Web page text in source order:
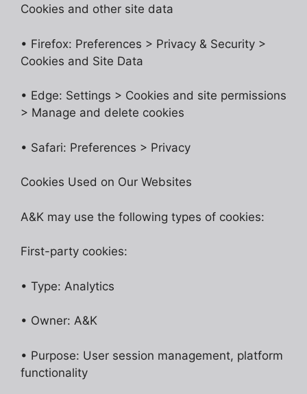
Cookies and other site data
• Firefox: Preferences > Privacy & Security >
Cookies and Site Data
• Edge: Settings > Cookies and site permissions
> Manage and delete cookies
• Safari: Preferences > Privacy
Cookies Used on Our Websites
A&K may use the following types of cookies:
First-party cookies:
• Type: Analytics
• Owner: A&K
• Purpose: User session management, platform
functionality